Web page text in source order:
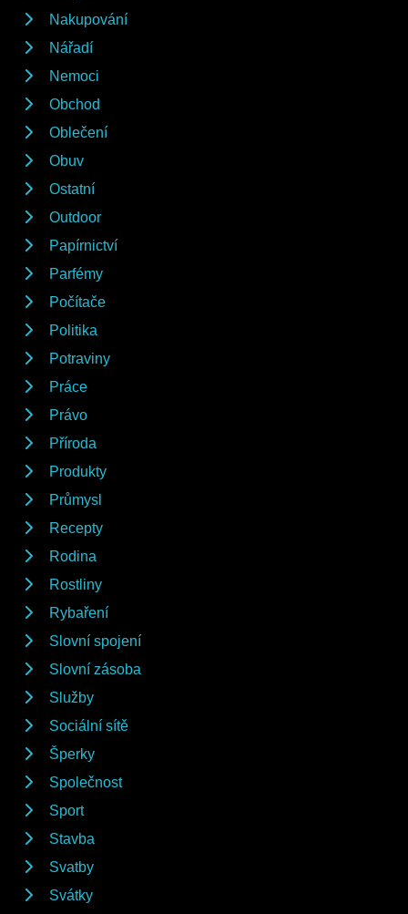
Nakupování
Nářadí
Nemoci
Obchod
Oblečení
Obuv
Ostatní
Outdoor
Papírnictví
Parfémy
Počítače
Politika
Potraviny
Práce
Právo
Příroda
Produkty
Průmysl
Recepty
Rodina
Rostliny
Rybaření
Slovní spojení
Slovní zásoba
Služby
Sociální sítě
Šperky
Společnost
Sport
Stavba
Svatby
Svátky